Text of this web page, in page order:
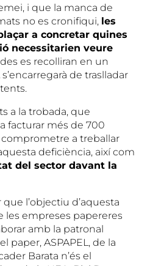
i que la manca de
no es cronifiqui, les
a concretar quines
necessitarien veure
es recolliran en un
de traslladar
a la trobada, que
facturar més de 700
comprometre a treballar
deficiència, així com
del sector davant la
l’objectiu d’aquesta
les empreses papereres
amb la patronal
paper, ASPAPEL, de la
Barata n’és el